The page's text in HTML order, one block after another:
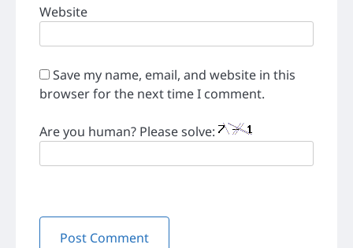
Website
Save my name, email, and website in this
browser for the next time I comment.
Are you human? Please solve: